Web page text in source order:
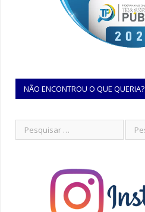
NÃO ENCONTROU O QUE QUERIA?